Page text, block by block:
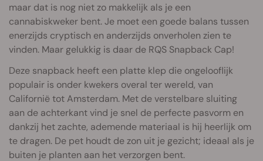
maar dat is nog niet zo makkelijk als je een
cannabiskweker bent. Je moet een goede balans tussen
enerzijds cryptisch en anderzijds onverholen zien te
vinden. Maar gelukkig is daar de RQS Snapback Cap!
Deze snapback heeft een platte klep die ongelooflijk
populair is onder kwekers overal ter wereld, van
Californië tot Amsterdam. Met de verstelbare sluiting
aan de achterkant vind je snel de perfecte pasvorm en
dankzij het zachte, ademende materiaal is hij heerlijk om
te dragen. De pet houdt de zon uit je gezicht; ideaal als je
buiten je planten aan het verzorgen bent.